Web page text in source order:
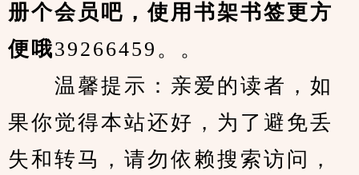
册个会员吧，使用书架书签更方
便哦39266459。。
温馨提示：亲爱的读者，如
果你觉得本站还好，为了避免丢
失和转马，请勿依赖搜索访问，